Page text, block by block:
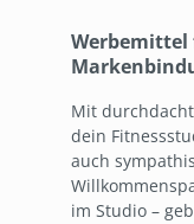
Werbemittel
Mit
dein
auch
im Studio –